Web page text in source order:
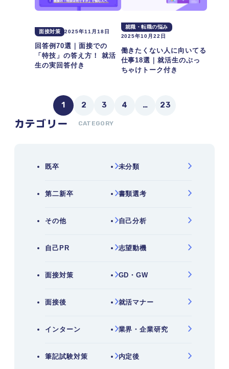
面接対策 2025年11月18日
回答例70選｜面接での
「特技」の答え方！ 就活
生の実回答付き
就職・転職の悩み
2025年10月22日
働きたくない人に向いてる
仕事18選｜就活生のぶっ
ちゃけトーク付き
1 2 3 4 … 23
カテゴリー CATEGORY
既卒 未分類
第二新卒 書類選考
その他 自己分析
自己PR 志望動機
面接対策 GD・GW
面接後 就活マナー
インターン 業界・企業研究
筆記試験対策 内定後